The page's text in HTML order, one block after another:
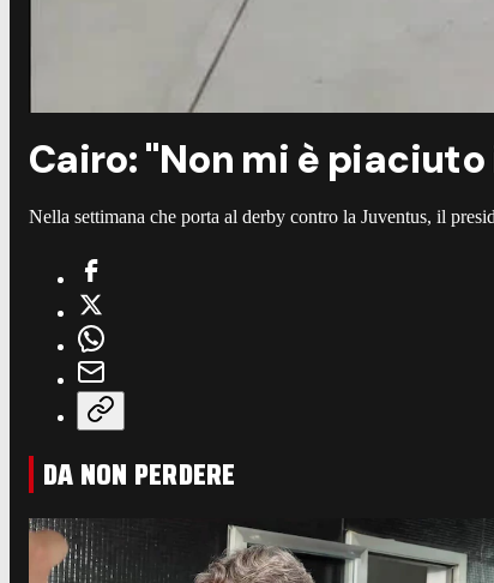
Cairo: "Non mi è
Nella settimana che porta al derby contro la Juventus, il
DA NON PERDERE